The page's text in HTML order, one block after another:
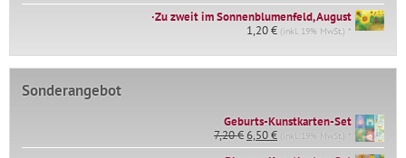
∙Zu zweit im Sonnenblumenfeld, August
1,20€ (inkl. 19% MwSt.) *
Sonderangebot
Geburts-Kunstkarten-Set
7,20€Ursprünglicher
Preis
6,50€Aktueller
Preis
(inkl. 19% MwSt.) *